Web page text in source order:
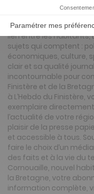
Quimper à
pays bigouden,
femmes et les
lien entre les habitants,
sujets qui comptent :
économiques, culture,
clair et sa qualité
incontournable pour
Finistère et de la
à L’Hebdo du
exemplaire
l’actualité de votre
plaisir de la presse
et accessible à tous.
faire le choix d’un
des faits et à la vie du
Cornouaille, nouvel
la Bretagne, votre
information complète,